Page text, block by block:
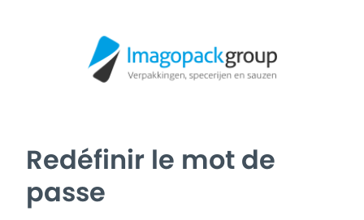
Redéfinir le mot de
passe